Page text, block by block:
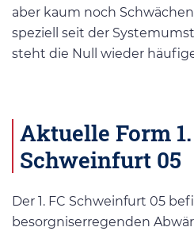
aber kaum noch
speziell seit der
steht die Null wieder
Aktuelle Form 1.
Schweinfurt 05
Der 1. FC Schweinfurt 05
besorgniserregenden